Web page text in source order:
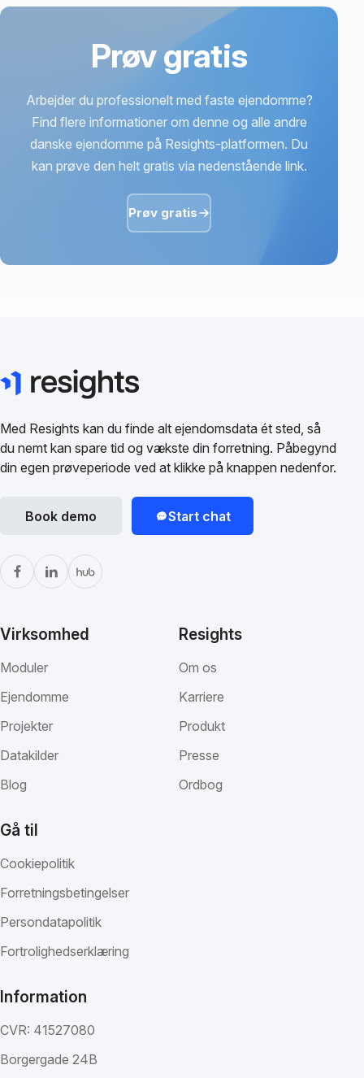
Prøv gratis
Arbejder du professionelt med faste ejendomme?
Find flere informationer om denne og alle andre
danske ejendomme på Resights-platformen. Du
kan prøve den helt gratis via nedenstående link.
Prøv gratis
Med Resights kan du finde alt ejendomsdata ét sted, så
du nemt kan spare tid og vækste din forretning. Påbegynd
din egen prøveperiode ved at klikke på knappen nedenfor.
Book demo Start chat
Virksomhed
Moduler
Ejendomme
Projekter
Datakilder
Blog
Resights
Om os
Karriere
Produkt
Presse
Ordbog
Gå til
Cookiepolitik
Forretningsbetingelser
Persondatapolitik
Fortrolighedserklæring
Information
CVR: 41527080
Borgergade 24B